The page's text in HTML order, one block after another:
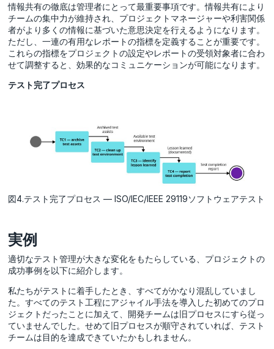
情報共有の徹底は管理者にとって最重要事項です。情報共有により
チームの集中力が維持され、プロジェクトマネージャーや利害関係
者がより多くの情報に基づいた意思決定を行えるようになります。
ただし、一連の有用なレポートの指標を定義することが重要です。
これらの指標をプロジェクトの設定やレポートの受領対象者に合わ
せて調整すると、効果的なコミュニケーションが可能になります。
テスト完了プロセス
図4.テスト完了プロセス — ISO/IEC/IEEE 29119ソフトウェアテスト
実例
適切なテスト管理が大きな変化をもたらしている、プロジェクトの
成功事例を以下に紹介します。
私たちがテストに着手したとき、すべてがかなり混乱していまし
た。すべてのテスト工程にアジャイル手法を導入した初めてのプロ
ジェクトだったことに加えて、開発チームは旧プロセスにすら従っ
ていませんでした。せめて旧プロセスが順守されていれば、テスト
チームは目的を達成できていたかもしれません。